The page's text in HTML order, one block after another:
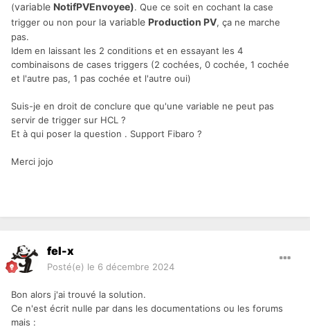
(variable NotifPVEnvoyee). Que ce soit en cochant la case
trigger ou non pour la variable Production PV, ça ne marche
pas.
Idem en laissant les 2 conditions et en essayant les 4
combinaisons de cases triggers (2 cochées, 0 cochée, 1 cochée
et l'autre pas, 1 pas cochée et l'autre oui)
Suis-je en droit de conclure que qu'une variable ne peut pas
servir de trigger sur HCL ?
Et à qui poser la question . Support Fibaro ?
Merci jojo
fel-x
Posté(e) le 6 décembre 2024
Bon alors j'ai trouvé la solution.
Ce n'est écrit nulle par dans les documentations ou les forums
mais :